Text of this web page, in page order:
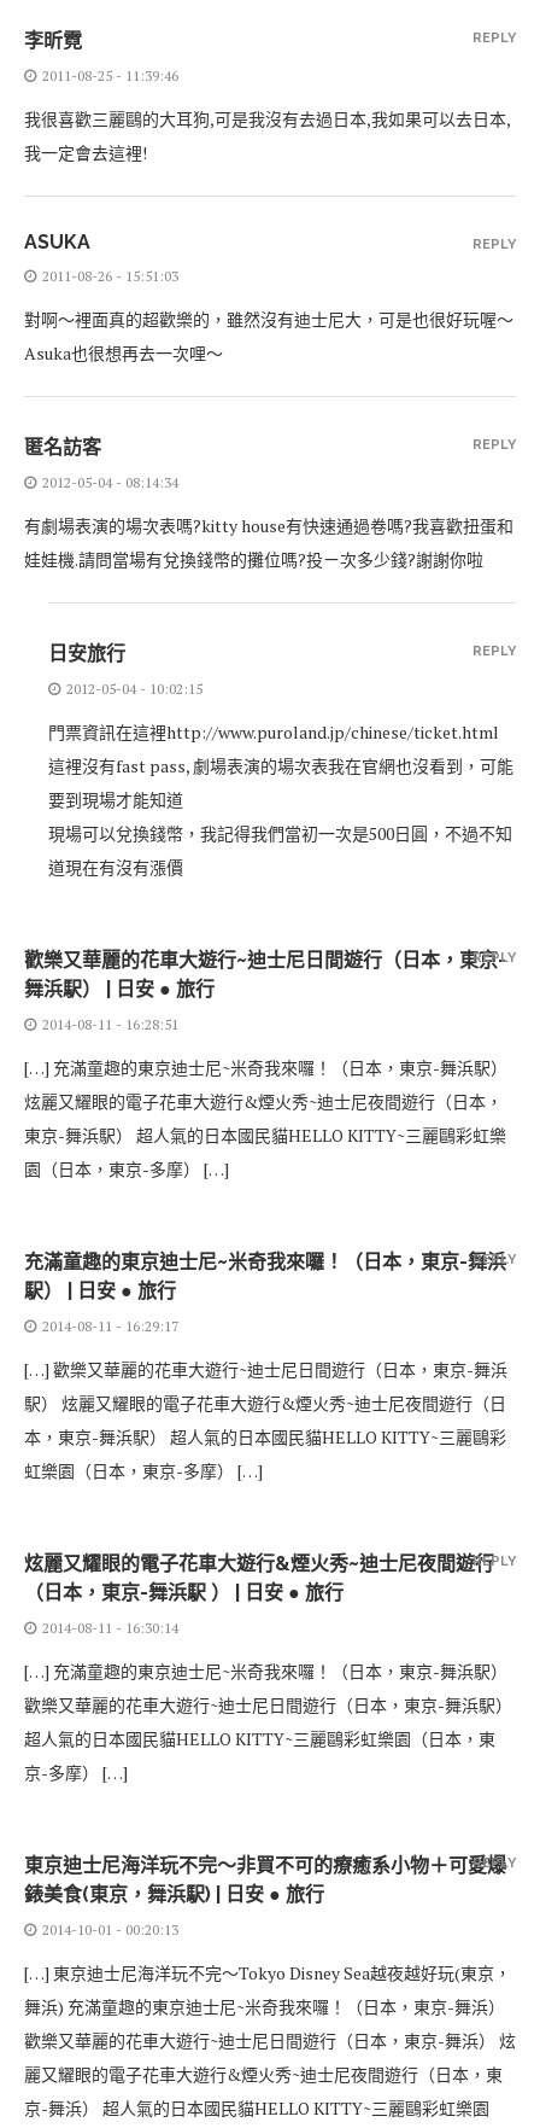
李昕霓
2011-08-25 - 11:39:46
我很喜歡三麗鷗的大耳狗,可是我沒有去過日本,我如果可以去日本,
我一定會去這裡!
REPLY
ASUKA
2011-08-26 - 15:51:03
對啊～裡面真的超歡樂的，雖然沒有迪士尼大，可是也很好玩喔～
Asuka也很想再去一次哩～
REPLY
匿名訪客
2012-05-04 - 08:14:34
有劇場表演的場次表嗎?kitty house有快速通過卷嗎?我喜歡扭蛋和
娃娃機.請問當場有兌換錢幣的攤位嗎?投ㄧ次多少錢?謝謝你啦
REPLY
日安旅行
2012-05-04 - 10:02:15
門票資訊在這裡http://www.puroland.jp/chinese/ticket.html
這裡沒有fast pass, 劇場表演的場次表我在官網也沒看到，可能
要到現場才能知道
現場可以兌換錢幣，我記得我們當初一次是500日圓，不過不知
道現在有沒有漲價
REPLY
歡樂又華麗的花車大遊行~迪士尼日間遊行（日本，東京-
舞浜駅） | 日安 ● 旅行
2014-08-11 - 16:28:51
[…] 充滿童趣的東京迪士尼~米奇我來囉！（日本，東京-舞浜駅）
炫麗又耀眼的電子花車大遊行&煙火秀~迪士尼夜間遊行（日本，
東京-舞浜駅） 超人氣的日本國民貓HELLO KITTY~三麗鷗彩虹樂
園（日本，東京-多摩） […]
REPLY
充滿童趣的東京迪士尼~米奇我來囉！（日本，東京-舞浜
駅） | 日安 ● 旅行
2014-08-11 - 16:29:17
[…] 歡樂又華麗的花車大遊行~迪士尼日間遊行（日本，東京-舞浜
駅） 炫麗又耀眼的電子花車大遊行&煙火秀~迪士尼夜間遊行（日
本，東京-舞浜駅） 超人氣的日本國民貓HELLO KITTY~三麗鷗彩
虹樂園（日本，東京-多摩） […]
REPLY
炫麗又耀眼的電子花車大遊行&煙火秀~迪士尼夜間遊行
（日本，東京-舞浜駅 ） | 日安 ● 旅行
2014-08-11 - 16:30:14
[…] 充滿童趣的東京迪士尼~米奇我來囉！（日本，東京-舞浜駅）
歡樂又華麗的花車大遊行~迪士尼日間遊行（日本，東京-舞浜駅）
超人氣的日本國民貓HELLO KITTY~三麗鷗彩虹樂園（日本，東
京-多摩） […]
REPLY
東京迪士尼海洋玩不完～非買不可的療癒系小物＋可愛爆
錶美食(東京，舞浜駅) | 日安 ● 旅行
2014-10-01 - 00:20:13
[…] 東京迪士尼海洋玩不完～Tokyo Disney Sea越夜越好玩(東京，
舞浜) 充滿童趣的東京迪士尼~米奇我來囉！（日本，東京-舞浜）
歡樂又華麗的花車大遊行~迪士尼日間遊行（日本，東京-舞浜） 炫
麗又耀眼的電子花車大遊行&煙火秀~迪士尼夜間遊行（日本，東
京-舞浜） 超人氣的日本國民貓HELLO KITTY~三麗鷗彩虹樂園
REPLY